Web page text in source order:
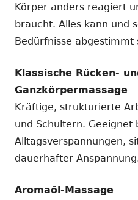
Körper anders reagiert
braucht. Alles kann und
Bedürfnisse abgestimmt
Klassische Rücken-
Ganzkörpermassage
Kräftige, strukturierte
und Schultern. Geeignet
Alltagsverspannungen,
dauerhafter
Aromaöl-Massage